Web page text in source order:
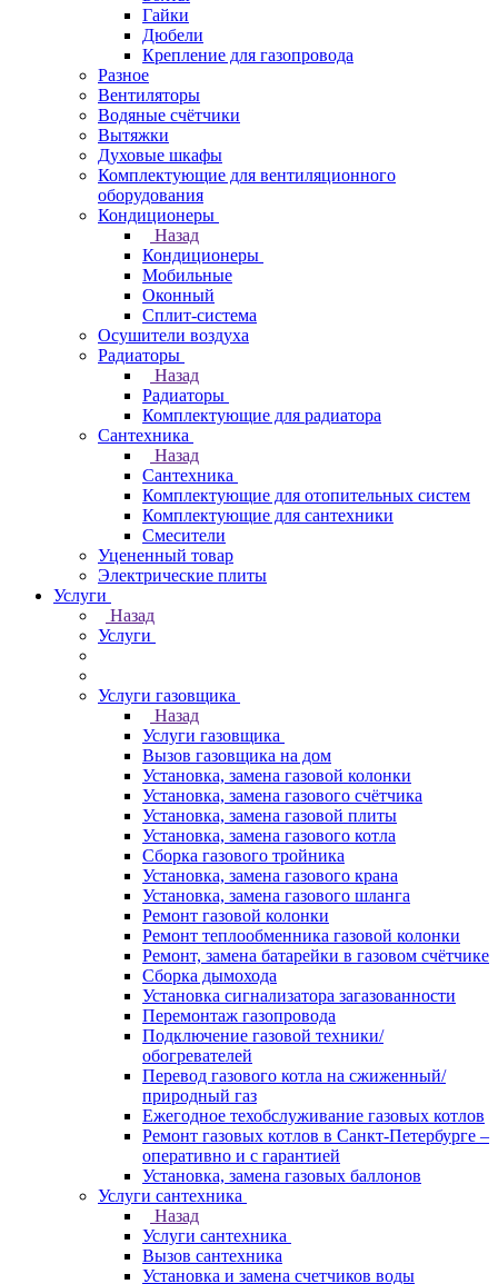
Гайки
Дюбели
Крепление для газопровода
Разное
Вентиляторы
Водяные счётчики
Вытяжки
Духовые шкафы
Комплектующие для вентиляционного
оборудования
Кондиционеры
Назад
Кондиционеры
Мобильные
Оконный
Сплит-система
Осушители воздуха
Радиаторы
Назад
Радиаторы
Комплектующие для радиатора
Сантехника
Назад
Сантехника
Комплектующие для отопительных систем
Комплектующие для сантехники
Смесители
Уцененный товар
Электрические плиты
Услуги
Назад
Услуги
Услуги газовщика
Назад
Услуги газовщика
Вызов газовщика на дом
Установка, замена газовой колонки
Установка, замена газового счётчика
Установка, замена газовой плиты
Установка, замена газового котла
Сборка газового тройника
Установка, замена газового крана
Установка, замена газового шланга
Ремонт газовой колонки
Ремонт теплообменника газовой колонки
Ремонт, замена батарейки в газовом счётчике
Сборка дымохода
Установка сигнализатора загазованности
Перемонтаж газопровода
Подключение газовой техники/
обогревателей
Перевод газового котла на сжиженный/
природный газ
Ежегодное техобслуживание газовых котлов
Ремонт газовых котлов в Санкт-Петербурге –
оперативно и с гарантией
Установка, замена газовых баллонов
Услуги сантехника
Назад
Услуги сантехника
Вызов сантехника
Установка и замена счетчиков воды